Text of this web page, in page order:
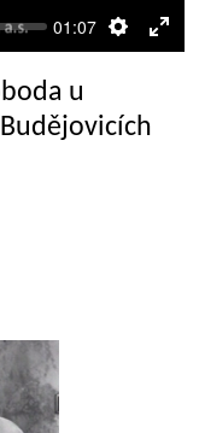
01:07
u